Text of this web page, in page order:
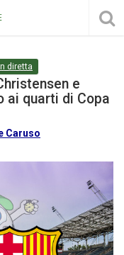
diretta
e
ai quarti di Copa
Caruso